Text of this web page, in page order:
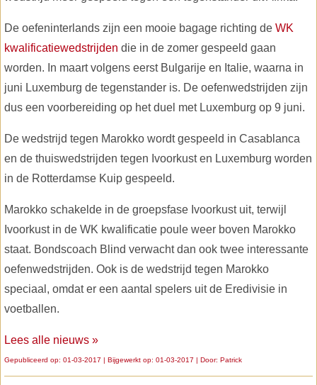
De oefeninterlands zijn een mooie bagage richting de WK
kwalificatiewedstrijden die in de zomer gespeeld gaan
worden. In maart volgens eerst Bulgarije en Italie, waarna in
juni Luxemburg de tegenstander is. De oefenwedstrijden zijn
dus een voorbereiding op het duel met Luxemburg op 9 juni.
De wedstrijd tegen Marokko wordt gespeeld in Casablanca
en de thuiswedstrijden tegen Ivoorkust en Luxemburg worden
in de Rotterdamse Kuip gespeeld.
Marokko schakelde in de groepsfase Ivoorkust uit, terwijl
Ivoorkust in de WK kwalificatie poule weer boven Marokko
staat. Bondscoach Blind verwacht dan ook twee interessante
oefenwedstrijden. Ook is de wedstrijd tegen Marokko
speciaal, omdat er een aantal spelers uit de Eredivisie in
voetballen.
Lees alle nieuws »
Gepubliceerd op: 01-03-2017 | Bijgewerkt op: 01-03-2017 | Door: Patrick